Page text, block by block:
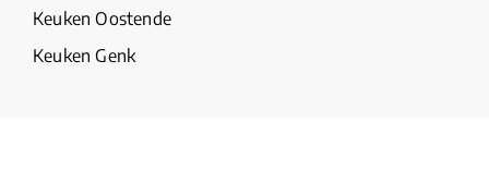
Keuken Oostende
Keuken Genk